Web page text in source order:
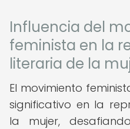
Influencia del
feminista en la
literaria de la
El movimiento
significativo en la
la mujer,